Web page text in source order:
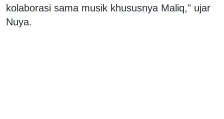
kolaborasi sama musik khususnya Maliq," ujar
Nuya.